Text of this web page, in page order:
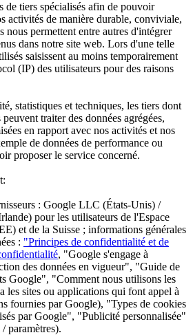
de tiers spécialisés afin de pouvoir
activités de manière durable, conviviale,
nous permettent entre autres d'intégrer
dans notre site web. Lors d'une telle
saisissent au moins temporairement
(IP) des utilisateurs pour des raisons
statistiques et techniques, les tiers dont
traiter des données agrégées,
en rapport avec nos activités et nos
de données de performance ou
proposer le service concerné.
: Google LLC (États-Unis) /
pour les utilisateurs de l'Espace
et de la Suisse ; informations générales
: "Principes de confidentialité et de
, "Google s'engage à
des données en vigueur", "Guide de
Google", "Comment nous utilisons les
les sites ou applications qui font appel à
fournies par Google), "Types de cookies
par Google", "Publicité personnalisée"
paramètres).